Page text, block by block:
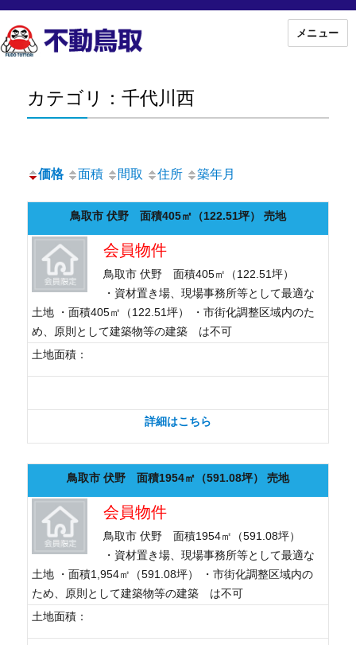
メニュー
カテゴリ：千代川西
価格 面積 間取 住所 築年月
鳥取市 伏野 面積405㎡（122.51坪） 売地
会員物件
鳥取市 伏野 面積405㎡（122.51坪）
・資材置き場、現場事務所等として最適な
土地 ・面積405㎡（122.51坪） ・市街化調整区域内のた
め、原則として建築物等の建築 は不可
土地面積：
詳細はこちら
鳥取市 伏野 面積1954㎡（591.08坪） 売地
会員物件
鳥取市 伏野 面積1954㎡（591.08坪）
・資材置き場、現場事務所等として最適な
土地 ・面積1,954㎡（591.08坪） ・市街化調整区域内の
ため、原則として建築物等の建築 は不可
土地面積：